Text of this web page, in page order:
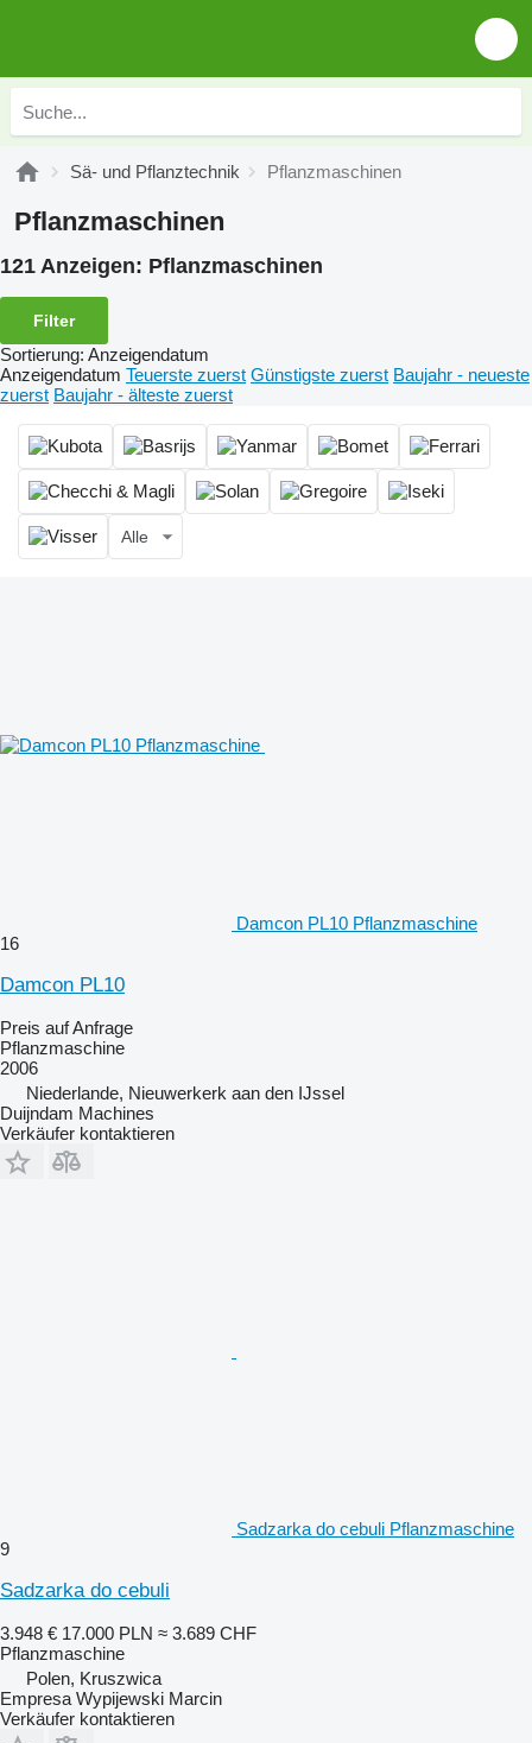
Sä- und Pflanztechnik Pflanzmaschinen
Pflanzmaschinen
121 Anzeigen: Pflanzmaschinen
Filter
Sortierung: Anzeigendatum
Anzeigendatum Teuerste zuerst Günstigste zuerst Baujahr - neueste
zuerst Baujahr - älteste zuerst
Alle
Damcon PL10 Pflanzmaschine
16
Damcon PL10
Preis auf Anfrage
Pflanzmaschine
2006
Niederlande, Nieuwerkerk aan den IJssel
Duijndam Machines
Verkäufer kontaktieren
Sadzarka do cebuli Pflanzmaschine
9
Sadzarka do cebuli
3.948 € 17.000 PLN ≈ 3.689 CHF
Pflanzmaschine
Polen, Kruszwica
Empresa Wypijewski Marcin
Verkäufer kontaktieren